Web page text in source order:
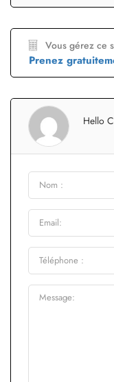
Vous gérez ce
Prenez
Hello